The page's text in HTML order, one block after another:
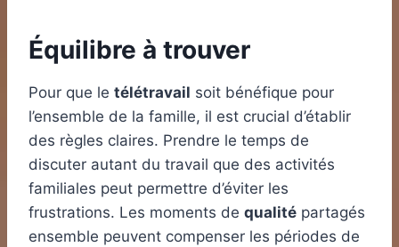
Équilibre à trouver
Pour que le télétravail soit bénéfique pour
l’ensemble de la famille, il est crucial d’établir
des règles claires. Prendre le temps de
discuter autant du travail que des activités
familiales peut permettre d’éviter les
frustrations. Les moments de qualité partagés
ensemble peuvent compenser les périodes de